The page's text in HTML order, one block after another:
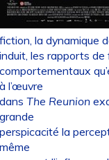
la dynamique
les rapports
l’œuvre
The Reunion
la